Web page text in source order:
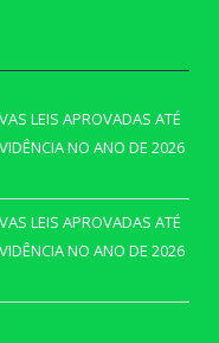
LEIS APROVADAS ATÉ
NO ANO DE 2026
LEIS APROVADAS ATÉ
NO ANO DE 2026